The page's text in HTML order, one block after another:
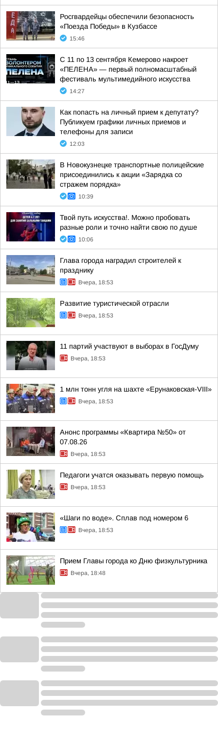
Росгвардейцы обеспечили безопасность
«Поезда Победы» в Кузбассе
15:46
С 11 по 13 сентября Кемерово накроет
«ПЕЛЕНА» — первый полномасштабный
фестиваль мультимедийного искусства
14:27
Как попасть на личный прием к депутату?
Публикуем графики личных приемов и
телефоны для записи
12:03
В Новокузнецке транспортные полицейские
присоединились к акции «Зарядка со
стражем порядка»
10:39
Твой путь искусства!. Можно пробовать
разные роли и точно найти свою по душе
10:06
Глава города наградил строителей к
празднику
Вчера, 18:53
Развитие туристической отрасли
Вчера, 18:53
11 партий участвуют в выборах в ГосДуму
Вчера, 18:53
1 млн тонн угля на шахте «Ерунаковская-VIII»
Вчера, 18:53
Анонс программы «Квартира №50» от
07.08.26
Вчера, 18:53
Педагоги учатся оказывать первую помощь
Вчера, 18:53
«Шаги по воде». Сплав под номером 6
Вчера, 18:53
Прием Главы города ко Дню физкультурника
Вчера, 18:48